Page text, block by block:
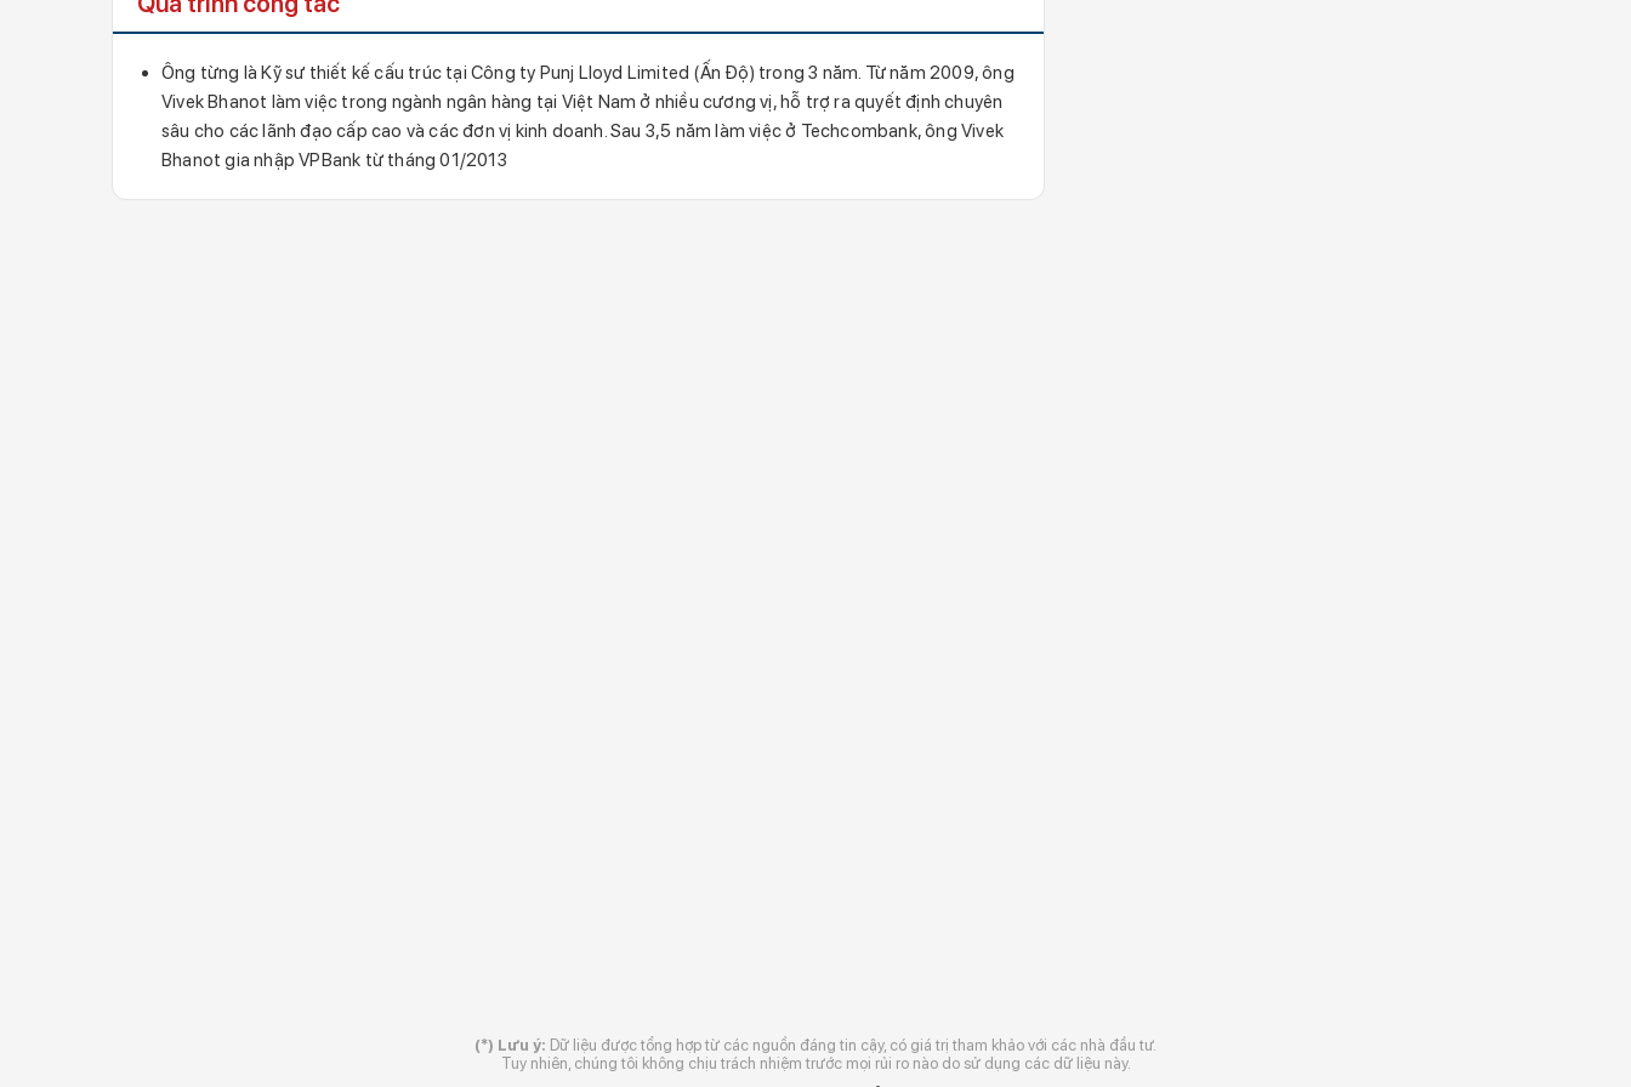
Ông từng là Kỹ sư thiết kế cấu trúc tại Công ty Punj Lloyd Limited (Ấn Độ) trong 3 năm. Từ năm 2009, ông
Vivek Bhanot làm việc trong ngành ngân hàng tại Việt Nam ở nhiều cương vị, hỗ trợ ra quyết định chuyên
sâu cho các lãnh đạo cấp cao và các đơn vị kinh doanh. Sau 3,5 năm làm việc ở Techcombank, ông Vivek
Bhanot gia nhập VPBank từ tháng 01/2013
(*) Lưu ý: Dữ liệu được tổng hợp từ các nguồn đáng tin cậy, có giá trị tham khảo với các nhà đầu tư.
Tuy nhiên, chúng tôi không chịu trách nhiệm trước mọi rủi ro nào do sử dụng các dữ liệu này.